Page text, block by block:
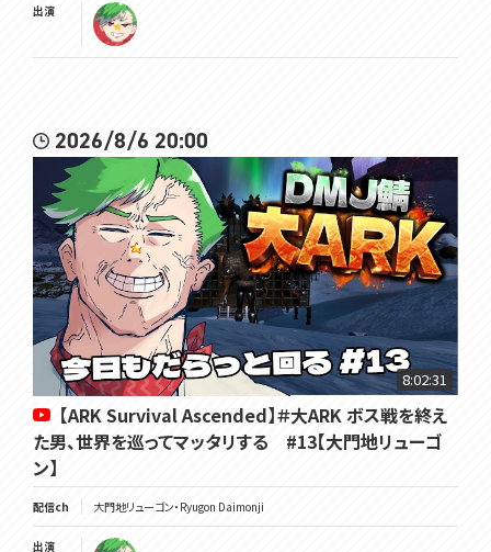
出演
2026/8/6 20:00
8:02:31
【ARK Survival Ascended】＃大ARK ボス戦を終え
た男、世界を巡ってマッタリする #13【大門地リューゴ
ン】
配信ch 大門地リューゴン・Ryugon Daimonji
出演